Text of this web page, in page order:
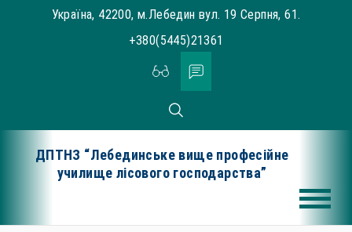
Україна, 42200, м.Лебедин вул. 19 Серпня, 61.
+380(5445)21361
ДПТНЗ “Лебединське вище професійне
училище лісового господарства”